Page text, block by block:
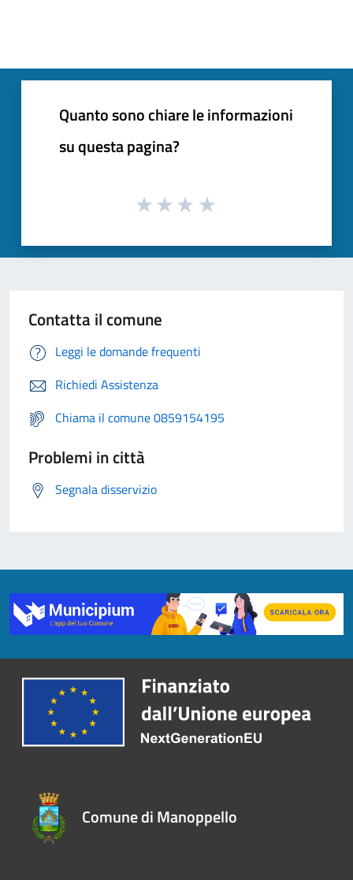
Quanto sono chiare le informazioni
su questa pagina?
Contatta il comune
Leggi le domande frequenti
Richiedi Assistenza
Chiama il comune 0859154195
Problemi in città
Segnala disservizio
Comune di Manoppello